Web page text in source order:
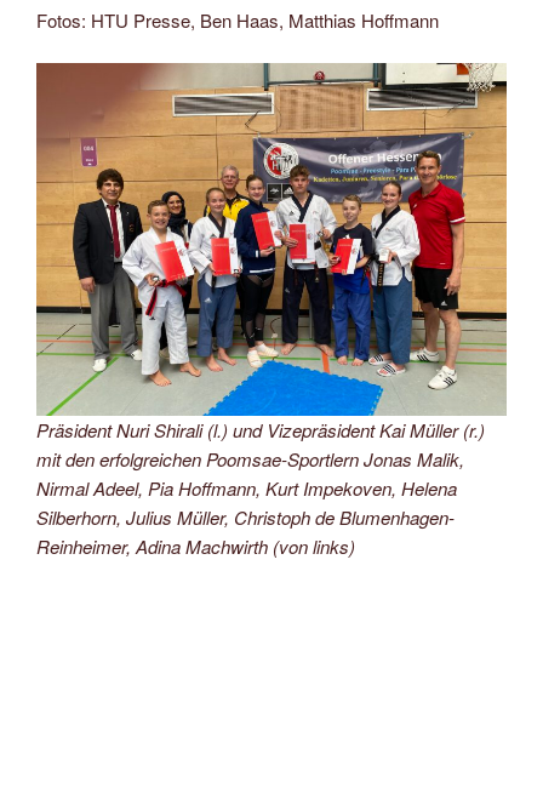
Fotos: HTU Presse, Ben Haas, Matthias Hoffmann
Präsident Nuri Shirali (l.) und Vizepräsident Kai Müller (r.)
mit den erfolgreichen Poomsae-Sportlern Jonas Malik,
Nirmal Adeel, Pia Hoffmann, Kurt Impekoven, Helena
Silberhorn, Julius Müller, Christoph de Blumenhagen-
Reinheimer, Adina Machwirth (von links)